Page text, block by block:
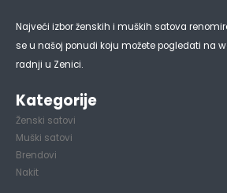
Najveći izbor ženskih i muških satova
se u našoj ponudi koju možete pogledati na
radnji u Zenici.
Kategorije
Ženski satovi
Muški satovi
Brendovi
Nakit